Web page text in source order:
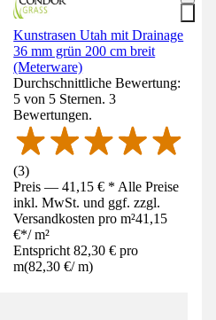
Kunstrasen Utah mit Drainage
36 mm grün 200 cm breit
(Meterware)
Durchschnittliche Bewertung:
5 von 5 Sternen. 3
Bewertungen.
(3)
Preis — 41,15 € * Alle Preise
inkl. MwSt. und ggf. zzgl.
Versandkosten pro m²41,15
€*/ m²
Entspricht 82,30 € pro
m(82,30 €/ m)